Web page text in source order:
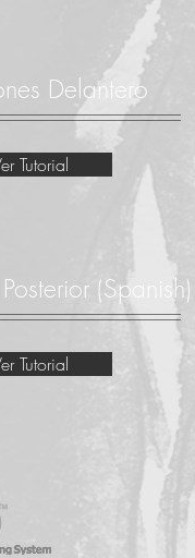
Delantero
Tutorial
(Spanish)
Tutorial